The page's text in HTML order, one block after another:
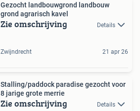
Gezocht landbouwgrond landbouw
grond agrarisch kavel
Zie omschrijving Details
Zwijndrecht 21 apr 26
Stalling/paddock paradise gezocht voor
8 jarige grote merrie
Zie omschrijving Details